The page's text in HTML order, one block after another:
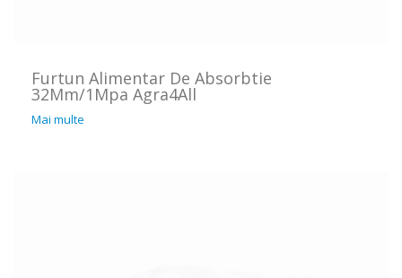
Furtun Alimentar De Absorbtie
32Mm/1Mpa Agra4All
Mai multe